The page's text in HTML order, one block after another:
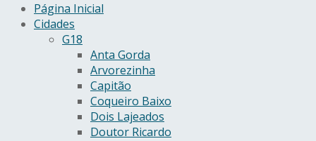
Página Inicial
Cidades
G18
Anta Gorda
Arvorezinha
Capitão
Coqueiro Baixo
Dois Lajeados
Doutor Ricardo